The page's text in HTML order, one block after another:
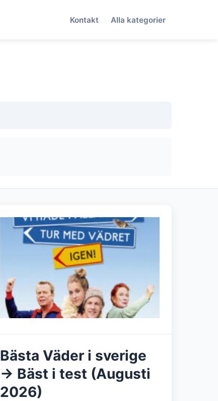
Kontakt Alla kategorier
Bästa Väder i sverige
→ Bäst i test (Augusti
2026)